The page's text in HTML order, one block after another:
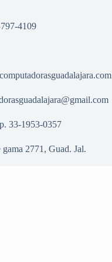
4109
33-1953-0357
gama 2771, Guad. Jal.